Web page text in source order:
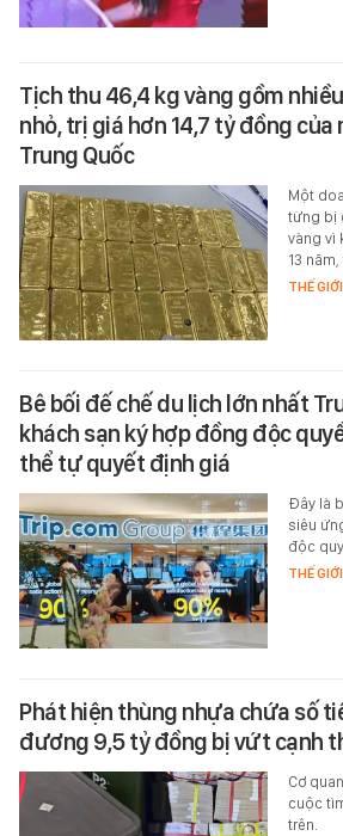
Tịch thu 46,4 kg vàng gồm
nhỏ, trị giá hơn 14,7 tỷ đồng
Trung Quốc
Một
từng bị
vàng vì
13
THẾ
Bê bối đế chế du lịch lớn nhất
khách sạn ký hợp đồng độc
thể tự quyết định giá
Đây là
siêu
độc
THẾ
Phát hiện thùng nhựa chứa số
đương 9,5 tỷ đồng bị vứt cạnh
Cơ
cuộc
trên.